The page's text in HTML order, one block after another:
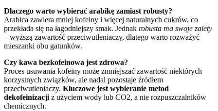
Dlaczego warto wybierać arabikę zamiast robusty?
Arabica zawiera mniej kofeiny i więcej naturalnych cukrów, co
przekłada się na łagodniejszy smak. Jednak robusta ma swoje zalety
– wyższą zawartość przeciwutleniaczy, dlatego warto rozważyć
mieszanki obu gatunków.
Czy kawa bezkofeinowa jest zdrowa?
Proces usuwania kofeiny może zmniejszać zawartość niektórych
korzystnych związków, ale nadal pozostaje źródłem
przeciwutleniaczy. Kluczowe jest wybieranie metod
dekofeinizacji z użyciem wody lub CO2, a nie rozpuszczalników
chemicznych.